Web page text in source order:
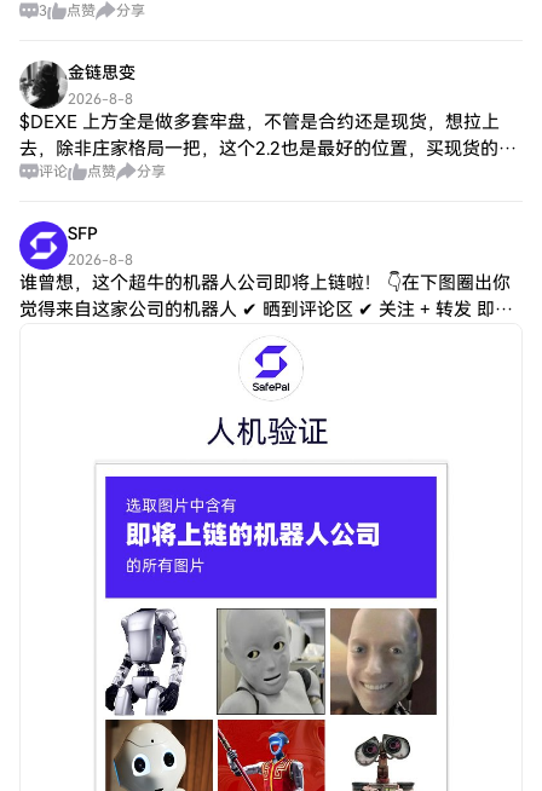
不会白进场。 $C98 跌到这里我博一把反弹，目标 $
3 点赞 分享
金链思变
2026-8-8
$DEXE 上方全是做多套牢盘，不管是合约还是现货，想拉上
去，除非庄家格局一把，这个2.2也是最好的位置，买现货的大
多都被套，合约也一样。它不格局，那就继续砸。
评论 点赞 分享
SFP
2026-8-8
谁曾想，这个超牛的机器人公司即将上链啦！ 👇在下图圈出你
觉得来自这家公司的机器人 ✔ 晒到评论区 ✔ 关注 + 转发 即可
参与 SafePal 周边礼包抽奖！ 8月10日，来 SafePal 一起揭晓